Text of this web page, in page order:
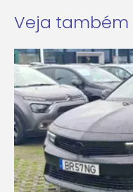
Veja também